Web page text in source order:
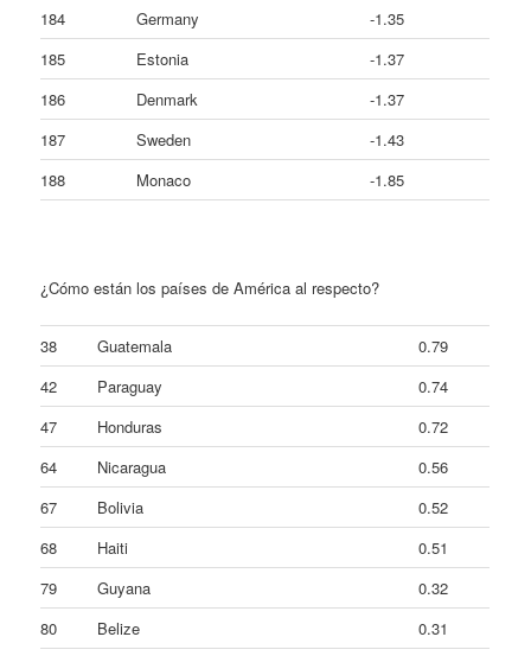
184
Germany
-1.35
185
Estonia
-1.37
186
Denmark
-1.37
187
Sweden
-1.43
188
Monaco -1.85
¿Cómo están los países de América al respecto?
38 Guatemala
0.79
42
Paraguay
0.74
47
Honduras
0.72
64
Nicaragua
0.56
67
Bolivia
0.52
68
Haiti
0.51
79
Guyana
0.32
80
Belize
0.31